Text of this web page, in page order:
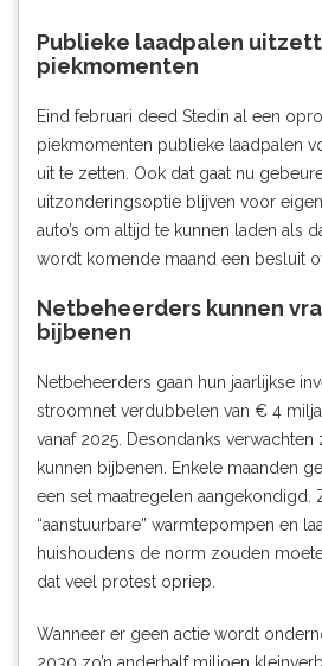
Publieke laadpalen
piekmomenten
Eind februari deed Stedin al een
piekmomenten publieke laadpalen
uit te zetten. Ook dat gaat nu
uitzonderingsoptie blijven voor
auto’s om altijd te kunnen laden als
wordt komende maand een besluit
Netbeheerders kunnen
bijbenen
Netbeheerders gaan hun jaarlijkse
stroomnet verdubbelen van € 4
vanaf 2025. Desondanks verwachten
kunnen bijbenen. Enkele maanden
een set maatregelen aangekondigd
“aanstuurbare” warmtepompen en
huishoudens de norm zouden
dat veel protest opriep.
Wanneer er geen actie wordt
2030 zo’n anderhalf miljoen